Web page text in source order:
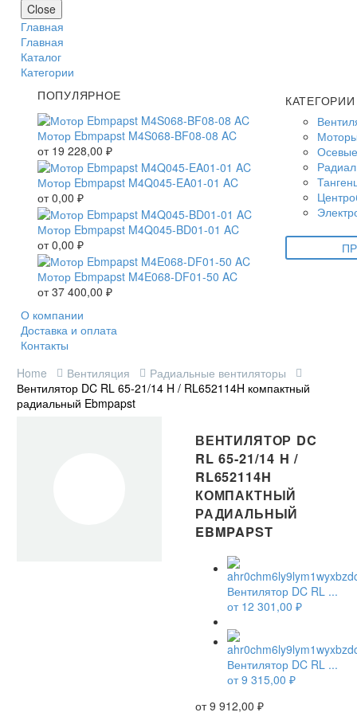
Close
Главная
Главная
Каталог
Категории
ПОПУЛЯРНОЕ
Мотор Ebmpapst M4S068-BF08-08 AC
от 19 228,00 ₽
Мотор Ebmpapst M4Q045-EA01-01 AC
от0,00 ₽
Мотор Ebmpapst M4Q045-BD01-01 AC
от0,00 ₽
Мотор Ebmpapst M4E068-DF01-50 AC
от37 400,00 ₽
КАТЕГОРИИ
О компании
Доставка и оплата
Контакты
Home
Вентиляция
Радиальные вентиляторы
Вентилятор DC RL 65-21/14 H / RL652114H компактный
радиальный Ebmpapst
ВЕНТИЛЯТОР DC
RL 65-21/14 H /
RL652114H
КОМПАКТНЫЙ
РАДИАЛЬНЫЙ
EBMPAPST
Вентилятор DC RL ...
от 12 301,00 ₽
Вентилятор DC RL ...
от9 315,00 ₽
от9 912,00 ₽